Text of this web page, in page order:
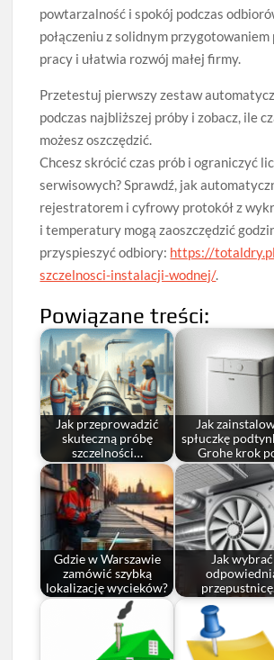
powtarzalność i spokój podczas
połączeniu z solidnym przygotowaniem
pracy i ułatwia rozwój małej firmy.
Przetestuj pierwszy zestaw
podczas najbliższej próby i zobacz, ile
możesz oszczędzić.
Chcesz skrócić czas prób i ograniczyć
serwisowych? Sprawdź, jak
rejestratorem i cyfrowy protokół z
i temperatury mogą zaoszczędzić
przyspieszyć odbiory: https://
szczelnosci-instalacji-wodnej/.
Powiązane treści:
Jak przeprowadzić
skuteczną próbę
szczelności…
Jak
spłuczkę
Grohe krok
Gdzie w Warszawie
zamówić szybką
lokalizację wycieków?
Jak wybrać